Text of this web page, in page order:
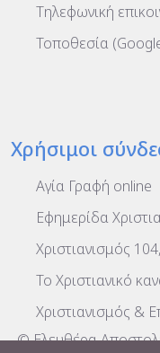
Τηλεφωνική
Τοποθεσία
Χρήσιμοι
Αγία Γραφή online
Εφημερίδα
Χριστιανισμός
To Χριστιανικό
Χριστιανισμός &
© Ελευθέρα